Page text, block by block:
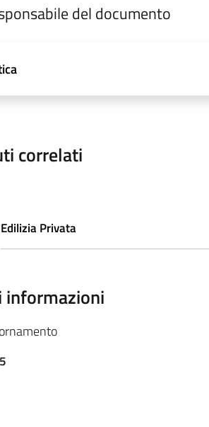
del documento
correlati
Edilizia Privata